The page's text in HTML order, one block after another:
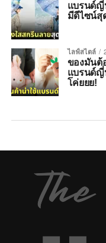
แบรนด์ญี่
มีดีไซน์สุ
ไลฟ์สไตล์
ของมันต้
แบรนด์ญี่
โค่ยยย!